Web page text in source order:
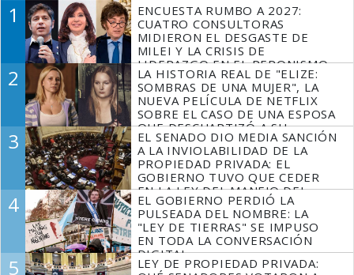
1
ENCUESTA RUMBO A 2027:
CUATRO CONSULTORAS
MIDIERON EL DESGASTE DE
MILEI Y LA CRISIS DE
LIDERAZGO EN EL PERONISMO
2
LA HISTORIA REAL DE "ELIZE:
SOMBRAS DE UNA MUJER", LA
NUEVA PELÍCULA DE NETFLIX
SOBRE EL CASO DE UNA ESPOSA
QUE DESCUARTIZÓ A SU
MARIDO
3
EL SENADO DIO MEDIA SANCIÓN
A LA INVIOLABILIDAD DE LA
PROPIEDAD PRIVADA: EL
GOBIERNO TUVO QUE CEDER
EN LA LEY DEL MANEJO DEL
FUEGO
4
EL GOBIERNO PERDIÓ LA
PULSEADA DEL NOMBRE: LA
"LEY DE TIERRAS" SE IMPUSO
EN TODA LA CONVERSACIÓN
DIGITAL
5
LEY DE PROPIEDAD PRIVADA: